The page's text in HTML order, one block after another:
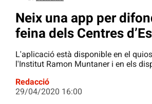
Neix una app per
feina dels Centres
L'aplicació està disponible en el
l'Institut Ramon Muntaner i en els
Redacció
29/04/2020 16:00